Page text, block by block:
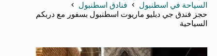
السياحة في اسطنبول
فنادق اسطنبول
حجز فندق جي دبليو ماريوت اسطنبول بسفور مع دربكم
السياحية